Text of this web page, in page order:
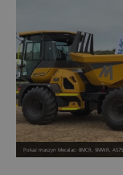
Pokaz maszyn Mecalac: 8MCR, 9MWR,